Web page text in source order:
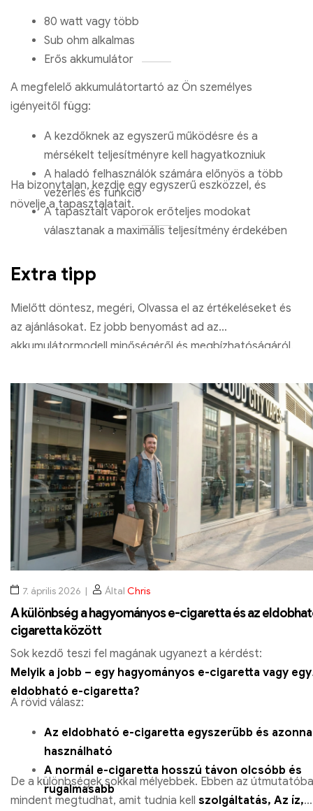
80 watt vagy több
Sub ohm alkalmas
Erős akkumulátor
A megfelelő akkumulátortartó az Ön személyes
igényeitől függ:
A kezdőknek az egyszerű működésre és a
mérsékelt teljesítményre kell hagyatkozniuk
A haladó felhasználók számára előnyös a több
vezérlés és funkció
A tapasztalt vaporok erőteljes modokat
választanak a maximális teljesítmény érdekében
Ha bizonytalan, kezdje egy egyszerű eszközzel, és
növelje a tapasztalatait.
Extra tipp
Mielőtt döntesz, megéri, Olvassa el az értékeléseket és
az ajánlásokat. Ez jobb benyomást ad az
akkumulátormodell minőségéről és megbízhatóságáról.
7. április 2026 Által Chris
A különbség a hagyományos e-cigaretta és az
cigaretta között
Sok kezdő teszi fel magának ugyanezt a kérdést:
Melyik a jobb – egy hagyományos e-cigaretta vagy egy
eldobható e-cigaretta?
A rövid válasz:
Az eldobható e-cigaretta egyszerűbb és
használható
A normál e-cigaretta hosszú távon olcsóbb és
rugalmasabb
De a különbségek sokkal mélyebbek. Ebben az
mindent megtudhat, amit tudnia kell szolgáltatás, Az íz,